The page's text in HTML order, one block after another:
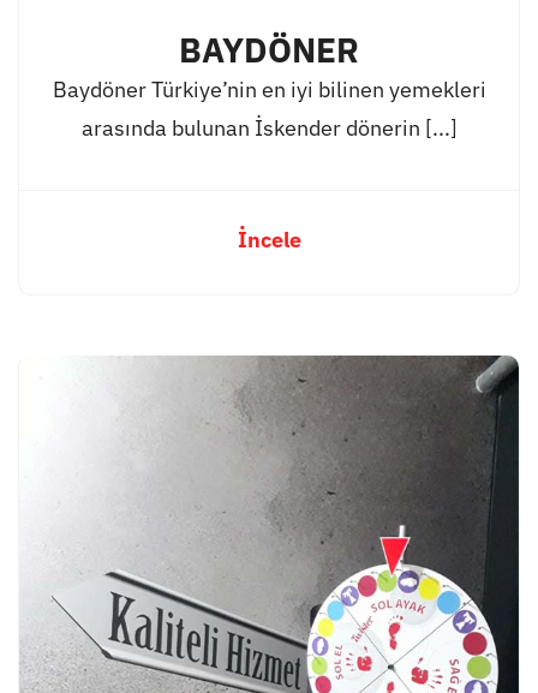
BAYDÖNER
Baydöner Türkiye’nin en iyi bilinen yemekleri
arasında bulunan İskender dönerin [...]
İncele